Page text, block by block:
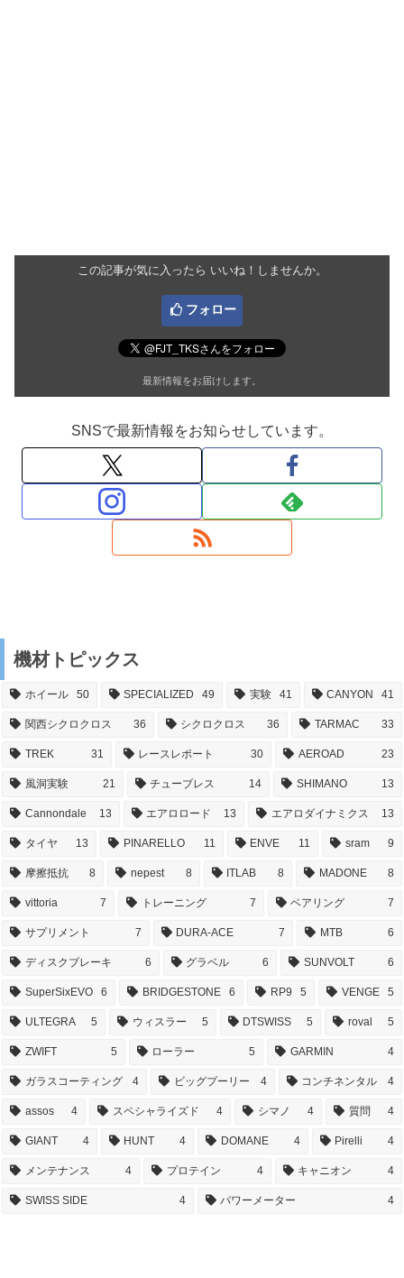
この記事が気に入ったら いいね！しませんか。
フォロー
最新情報をお届けします。
SNSで最新情報をお知らせしています。
機材トピックス
ホイール 50 SPECIALIZED 49 実験 41 CANYON 41
関西シクロクロス 36 シクロクロス 36 TARMAC 33
TREK 31 レースレポート 30 AEROAD 23
風洞実験 21 チューブレス 14 SHIMANO 13
Cannondale 13 エアロロード 13 エアロダイナミクス 13
タイヤ 13 PINARELLO 11 ENVE 11 sram 9
摩擦抵抗 8 nepest 8 ITLAB 8 MADONE 8
vittoria 7 トレーニング 7 ベアリング 7
サプリメント 7 DURA-ACE 7 MTB 6
ディスクブレーキ 6 グラベル 6 SUNVOLT 6
SuperSixEVO 6 BRIDGESTONE 6 RP9 5 VENGE 5
ULTEGRA 5 ウィスラー 5 DTSWISS 5 roval 5
ZWIFT 5 ローラー 5 GARMIN 4
ガラスコーティング 4 ビッグプーリー 4 コンチネンタル 4
assos 4 スペシャライズド 4 シマノ 4 質問 4
GIANT 4 HUNT 4 DOMANE 4 Pirelli 4
メンテナンス 4 プロテイン 4 キャニオン 4
SWISS SIDE 4 パワーメーター 4